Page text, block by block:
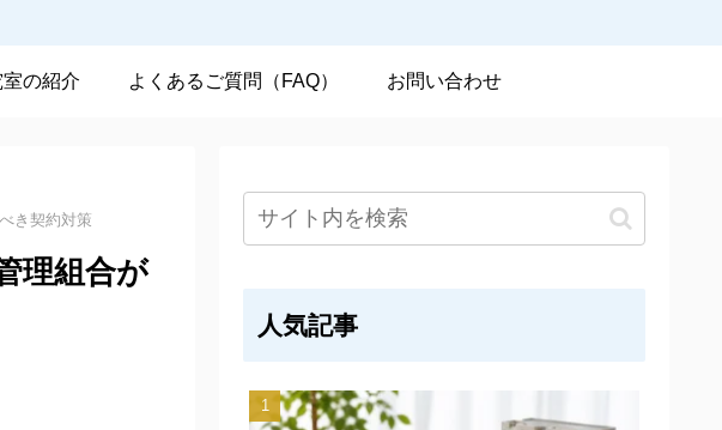
の紹介 よくあるご質問（FAQ） お問い合わせ
き契約対策
理組合が
人気記事